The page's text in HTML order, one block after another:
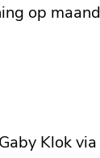
op
Klok via